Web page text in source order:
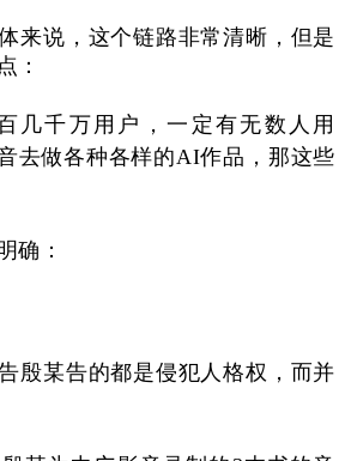
来说，这个链路非常清晰，但是
：
几千万用户，一定有无数人用
去做各种各样的AI作品，那这些
确：
殷某告的都是侵犯人格权，而并